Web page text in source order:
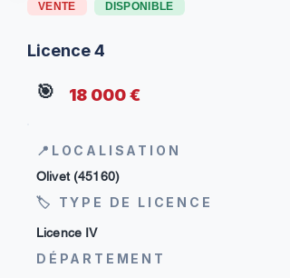
VENTE DISPONIBLE
Licence 4
🎯 18 000 €
📍LOCALISATION
Olivet (45160)
🏷 TYPE DE LICENCE
Licence IV
DÉPARTEMENT